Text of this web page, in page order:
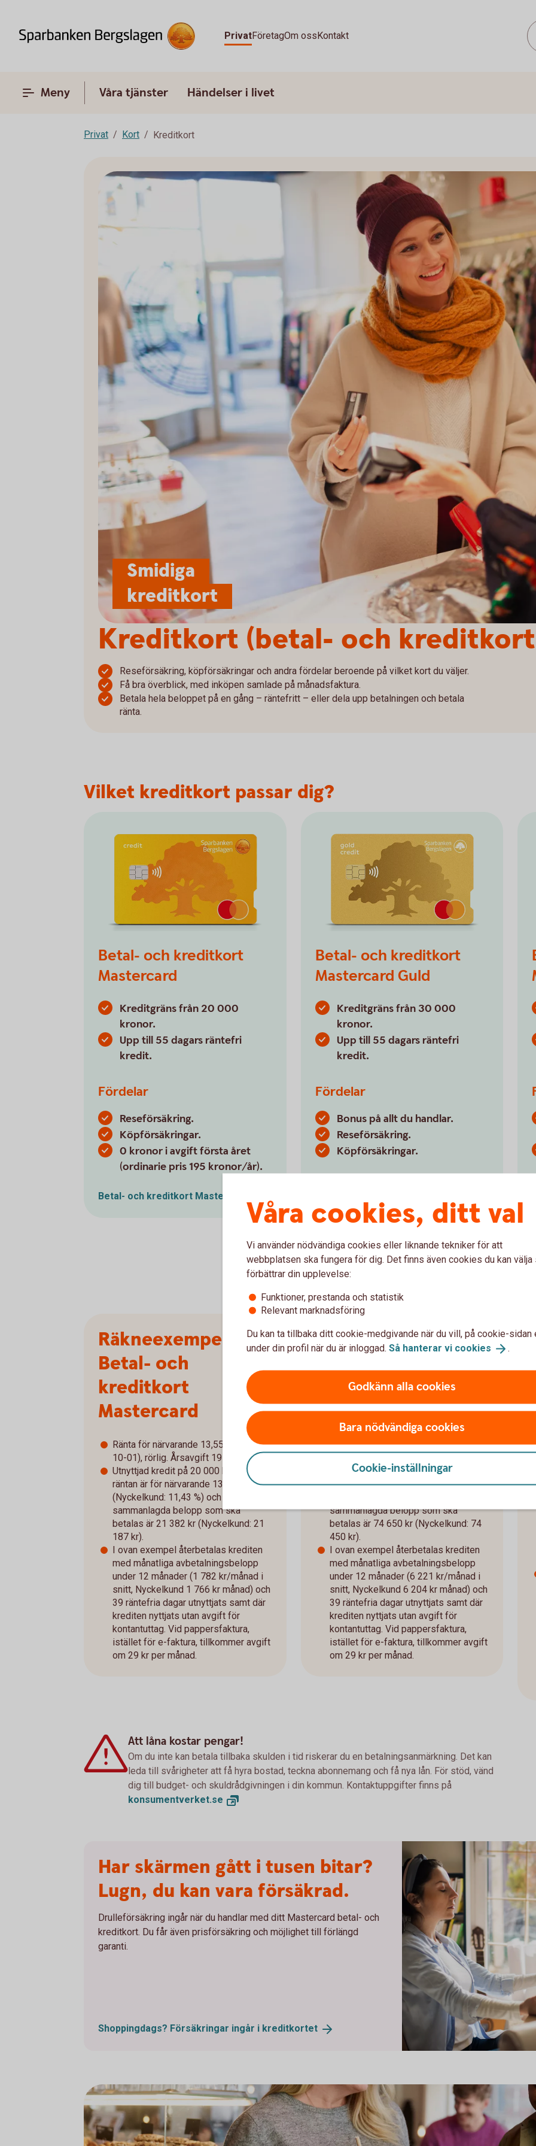
PrivatFöretagOm ossKontakt
Meny Våra tjänster Händelser i livet
Privat Kort Kreditkort
Kreditkort (betal- och
Reseförsäkring, köpförsäkringar och andra fördelar beroende på vilket kort du väljer.
Få bra överblick, med inköpen samlade på månadsfaktura.
Betala hela beloppet på en gång – räntefritt – eller dela upp betalningen och betala
ränta.
Smidiga
kreditkort
Vilket kreditkort passar dig?
Betal- och kreditkort
Mastercard
Kreditgräns från 20 000
kronor.
Upp till 55 dagars räntefri
kredit.
Fördelar
Reseförsäkring.
Köpförsäkringar.
0 kronor i avgift första året
(ordinarie pris 195 kronor/år).
Betal- och kreditkort Mastercard
Betal- och kreditkort
Mastercard Guld
Kreditgräns från 30 000
kronor.
Upp till 55 dagars räntefri
kredit.
Fördelar
Bonus på allt du handlar.
Reseförsäkring.
Köpförsäkringar.
Räkneexempel
Betal- och
kreditkort
Mastercard
Ränta för närvarande 13,55 % (2025-
10-01), rörlig. Årsavgift 195 kr.
Utnyttjad kredit på 20 000 kr: effektiva
räntan är för närvarande 13,50 %
(Nyckelkund: 11,43 %) och det
sammanlagda belopp som ska
betalas är 21 382 kr (Nyckelkund: 21
187 kr).
I ovan exempel återbetalas krediten
med månatliga avbetalningsbelopp
under 12 månader (1 782 kr/månad i
snitt, Nyckelkund 1 766 kr månad) och
39 räntefria dagar utnyttjats samt där
krediten nyttjats utan avgift för
kontantuttag. Vid pappersfaktura,
istället för e-faktura, tillkommer avgift
om 29 kr per månad.
Räkneexempel
Betal- och
kreditkort
Mastercard Guld
Ränta för närvarande 13,55 % (2025-
Utnyttjad kredit på 70 000 kr:
effektiva närvarande 12,93 %
sammanlagda belopp som ska
betalas är 74 650 kr (Nyckelkund: 74
450 kr).
I ovan exempel återbetalas krediten
med månatliga avbetalningsbelopp
under 12 månader (6 221 kr/månad i
snitt, Nyckelkund 6 204 kr månad) och
39 räntefria dagar utnyttjats samt där
krediten nyttjats utan avgift för
kontantuttag. Vid pappersfaktura,
istället för e-faktura, tillkommer avgift
om 29 kr per månad.
Att låna kostar pengar!
Om du inte kan betala tillbaka skulden i tid riskerar du en betalningsanmärkning. Det kan
leda till svårigheter att få hyra bostad, teckna abonnemang och få nya lån. För stöd, vänd
dig till budget- och skuldrådgivningen i din kommun. Kontaktuppgifter finns på
konsumentverket.se
Har skärmen gått i tusen bitar?
Lugn, du kan vara försäkrad.
Drulleförsäkring ingår när du handlar med ditt Mastercard betal- och
kreditkort. Du får även prisförsäkring och möjlighet till förlängd
garanti.
Shoppingdags? Försäkringar ingår i kreditkortet
Våra cookies, ditt val
Vi använder nödvändiga cookies eller liknande tekniker för att
webbplatsen ska fungera för dig. Det finns även cookies du kan välja
förbättrar din upplevelse:
Funktioner, prestanda och statistik
Relevant marknadsföring
Du kan ta tillbaka ditt cookie-medgivande när du vill, på cookie-sidan
under din profil när du är inloggad. Så hanterar vi cookies .
Godkänn alla cookies
Bara nödvändiga cookies
Cookie-inställningar